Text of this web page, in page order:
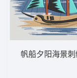
帆船夕阳海景